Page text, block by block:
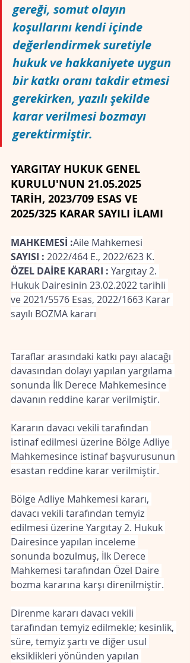
gereği, somut olayın
koşullarını kendi içinde
değerlendirmek suretiyle
hukuk ve hakkaniyete uygun
bir katkı oranı takdir etmesi
gerekirken, yazılı şekilde
karar verilmesi bozmayı
gerektirmiştir.
YARGITAY HUKUK GENEL
KURULU'NUN 21.05.2025
TARİH, 2023/709 ESAS VE
2025/325 KARAR SAYILI İLAMI
MAHKEMESİ :Aile Mahkemesi
SAYISI : 2022/464 E., 2022/623 K.
ÖZEL DAİRE KARARI : Yargıtay 2.
Hukuk Dairesinin 23.02.2022 tarihli
ve 2021/5576 Esas, 2022/1663 Karar
sayılı BOZMA kararı
Taraflar arasındaki katkı payı alacağı
davasından dolayı yapılan yargılama
sonunda İlk Derece Mahkemesince
davanın reddine karar verilmiştir.
Kararın davacı vekili tarafından
istinaf edilmesi üzerine Bölge Adliye
Mahkemesince istinaf başvurusunun
esastan reddine karar verilmiştir.
Bölge Adliye Mahkemesi kararı,
davacı vekili tarafından temyiz
edilmesi üzerine Yargıtay 2. Hukuk
Dairesince yapılan inceleme
sonunda bozulmuş, İlk Derece
Mahkemesi tarafından Özel Daire
bozma kararına karşı direnilmiştir.
Direnme kararı davacı vekili
tarafından temyiz edilmekle; kesinlik,
süre, temyiz şartı ve diğer usul
eksiklikleri yönünden yapılan